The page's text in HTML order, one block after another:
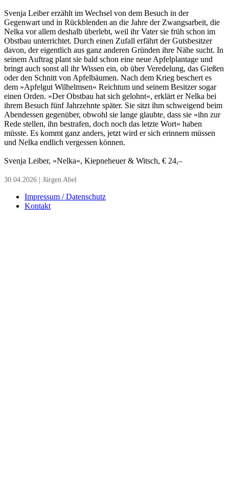
Svenja Leiber erzählt im Wechsel von dem Besuch in der
Gegenwart und in Rückblenden an die Jahre der Zwangsarbeit, die
Nelka vor allem deshalb überlebt, weil ihr Vater sie früh schon im
Obstbau unterrichtet. Durch einen Zufall erfährt der Gutsbesitzer
davon, der eigentlich aus ganz anderen Gründen ihre Nähe sucht. In
seinem Auftrag plant sie bald schon eine neue Apfelplantage und
bringt auch sonst all ihr Wissen ein, ob über Veredelung, das Gießen
oder den Schnitt von Apfelbäumen. Nach dem Krieg beschert es
dem »Apfelgut Wilhelmsen« Reichtum und seinem Besitzer sogar
einen Orden. »Der Obstbau hat sich gelohnt«, erklärt er Nelka bei
ihrem Besuch fünf Jahrzehnte später. Sie sitzt ihm schweigend beim
Abendessen gegenüber, obwohl sie lange glaubte, dass sie »ihn zur
Rede stellen, ihn bestrafen, doch noch das letzte Wort« haben
müsste. Es kommt ganz anders, jetzt wird er sich erinnern müssen
und Nelka endlich vergessen können.
Svenja Leiber, »Nelka«, Kiepneheuer & Witsch, € 24,–
30.04.2026 | Jürgen Abel
Impressum / Datenschutz
Kontakt